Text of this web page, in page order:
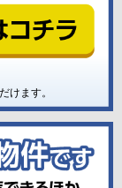
けます。